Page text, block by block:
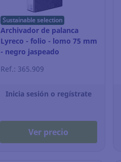
Sustainable selection
Archivador de palanca
Lyreco - folio - lomo 75 mm
- negro jaspeado
Ref.: 365.909
Inicia sesión o regístrate
Ver precio